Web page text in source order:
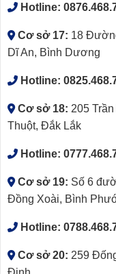
Hotline:
Cơ sở 17: 18
Dĩ An, Bình Dương
Hotline:
Cơ sở 18: 205
Thuột, Đắk Lắk
Hotline:
Cơ sở 19: Số 6
Đồng Xoài, Bình
Hotline:
Cơ sở 20: 259